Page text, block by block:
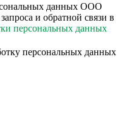
данных ООО
и обратной связи в
персональных данных
персональных данных